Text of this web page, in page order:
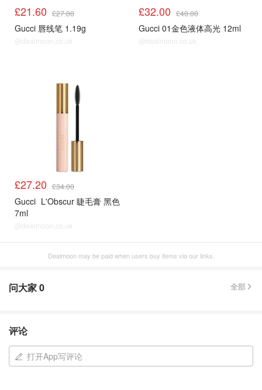
£21.60 £27.00
Gucci 唇线笔 1.19g
@dealmoon.co.uk
£32.00 £40.00
Gucci 01金色液体高光 12ml
@dealmoon.co.uk
£27.20 £34.00
Gucci L'Obscur 睫毛膏 黑色
7ml
@dealmoon.co.uk
Dealmoon may be paid when users buy items via our links.
问大家0 全部
评论
打开App写评论